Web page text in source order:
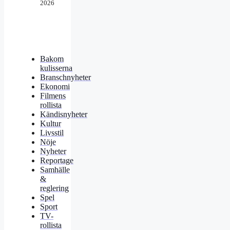
2026
Bakom
kulisserna
Branschnyheter
Ekonomi
Filmens
rollista
Kändisnyheter
Kultur
Livsstil
Nöje
Nyheter
Reportage
Samhälle
&
reglering
Spel
Sport
TV-
rollista